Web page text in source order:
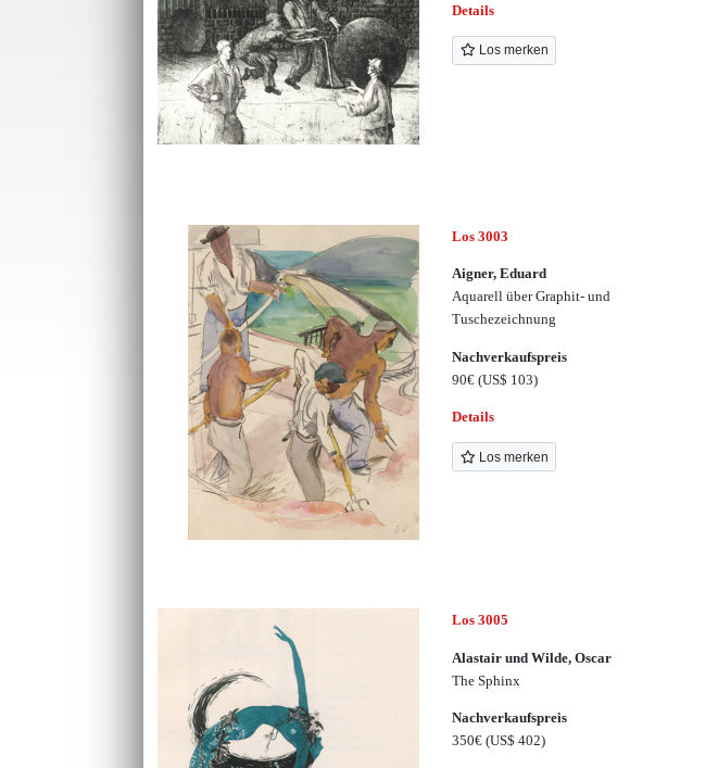
Details
Los merken
Los 3003
Aigner, Eduard
Aquarell über Graphit- und
Tuschezeichnung
Nachverkaufspreis
90€(US$ 103)
Details
Los merken
Los 3005
Alastair und Wilde, Oscar
The Sphinx
Nachverkaufspreis
350€(US$ 402)